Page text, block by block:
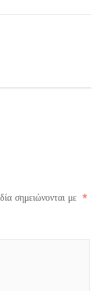
σημειώνονται με *